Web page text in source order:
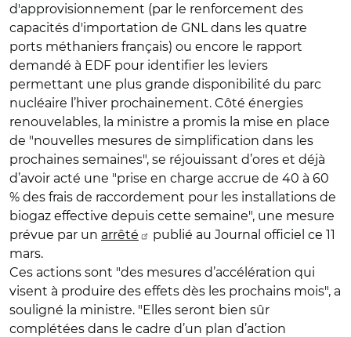
d'approvisionnement (par le renforcement des
capacités d'importation de GNL dans les quatre
ports méthaniers français) ou encore le rapport
demandé à EDF pour identifier les leviers
permettant une plus grande disponibilité du parc
nucléaire l’hiver prochainement. Côté énergies
renouvelables, la ministre a promis la mise en place
de "nouvelles mesures de simplification dans les
prochaines semaines", se réjouissant d’ores et déjà
d’avoir acté une "prise en charge accrue de 40 à 60
% des frais de raccordement pour les installations de
biogaz effective depuis cette semaine", une mesure
prévue par un arrêté
publié au Journal officiel ce 11
mars.
Ces actions sont "des mesures d’accélération qui
visent à produire des effets dès les prochains mois", a
souligné la ministre. "Elles seront bien sûr
complétées dans le cadre d’un plan d’action